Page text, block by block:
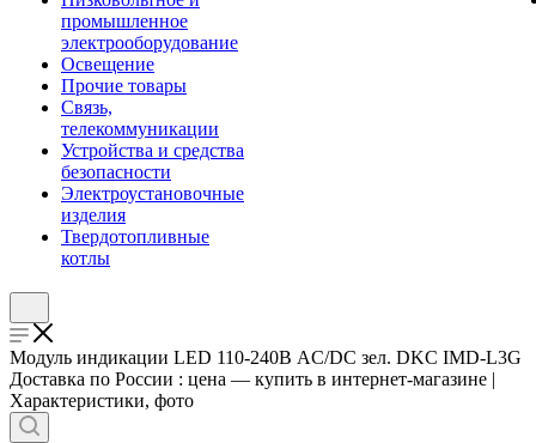
промышленное
электрооборудование
Освещение
Прочие товары
Связь,
телекоммуникации
Устройства и средства
безопасности
Электроустановочные
изделия
Твердотопливные
котлы
Модуль индикации LED 110-240В AC/DC зел. DKC IMD-L3G
Доставка по России : цена — купить в интернет-магазине |
Характеристики, фото